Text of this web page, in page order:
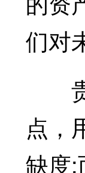
们对
贵
点，
缺度;